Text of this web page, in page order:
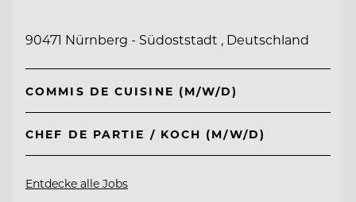
90471 Nürnberg - Südoststadt , Deutschland
COMMIS DE CUISINE (M/W/D)
CHEF DE PARTIE / KOCH (M/W/D)
Entdecke alle Jobs